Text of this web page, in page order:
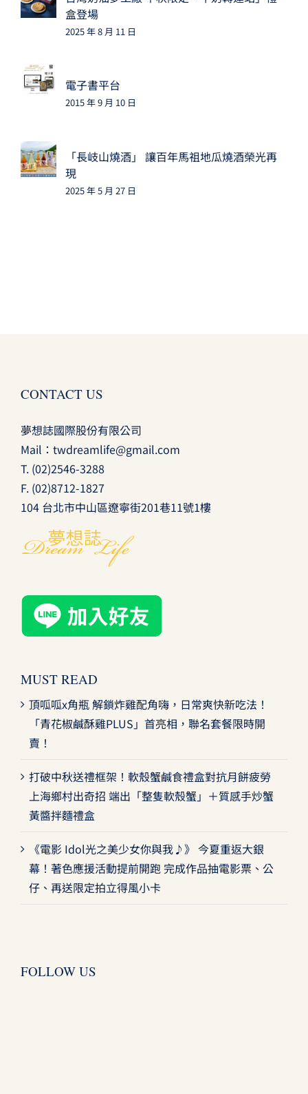
盒登場
2025 年 8 月 11 日
電子書平台
2015 年 9 月 10 日
「長岐山燒酒」 讓百年馬祖地瓜燒酒榮光再
現
2025 年 5 月 27 日
CONTACT US
夢想誌國際股份有限公司
Mail： twdreamlife@gmail.com
T. (02)2546-3288
F. (02)8712-1827
104 台北市中山區遼寧街201巷11號1樓
MUST READ
頂呱呱x角瓶 解鎖炸雞配角嗨，日常爽快新吃法！
「青花椒鹹酥雞PLUS」首亮相，聯名套餐限時開
賣！
打破中秋送禮框架！軟殼蟹鹹食禮盒對抗月餅疲勞
上海鄉村出奇招 端出「整隻軟殼蟹」＋質感手炒蟹
黃醬拌麵禮盒
《電影 Idol光之美少女你與我♪》 今夏重返大銀
幕！著色應援活動提前開跑 完成作品抽電影票、公
仔、再送限定拍立得風小卡
FOLLOW US